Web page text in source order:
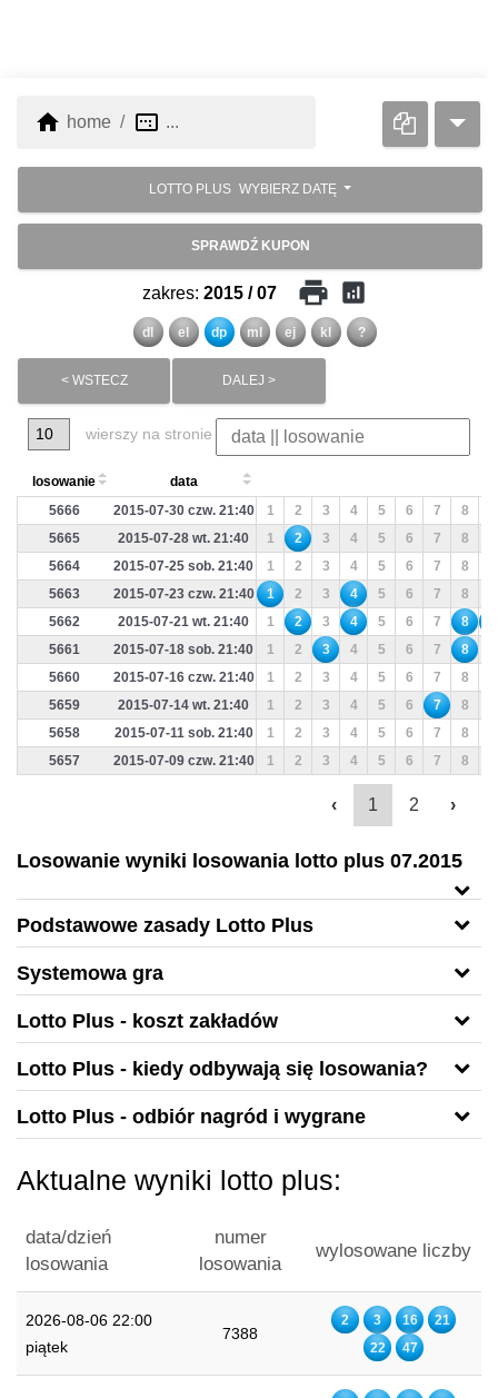
home home image_aspect_ratio ...
LOTTO PLUS WYBIERZ DATĘ
SPRAWDŹ KUPON
zakres: 2015 / 07 print analytics
dl el dp ml ej kl ?
< WSTECZ DALEJ >
wierszy na stronie
losowanie
data
5666
2015-07-30 czw. 21:40 1 2 3 4 5 6 7 8
5665
2015-07-28 wt. 21:40 1 2 3 4 5 6 7 8
5664
2015-07-25 sob. 21:40 1 2 3 4 5 6 7 8
5663
2015-07-23 czw. 21:40 1 2 3 4 5 6 7 8
5662
2015-07-21 wt. 21:40 1 2 3 4 5 6 7 8
5661
2015-07-18 sob. 21:40 1 2 3 4 5 6 7 8
5660
2015-07-16 czw. 21:40 1 2 3 4 5 6 7 8
5659
2015-07-14 wt. 21:40 1 2 3 4 5 6 7 8
5658
2015-07-11 sob. 21:40 1 2 3 4 5 6 7 8
5657
2015-07-09 czw. 21:40 1 2 3 4 5 6 7 8
‹ 1 2 ›
Losowanie wyniki losowania lotto plus 07.2015
Podstawowe zasady Lotto Plus
Systemowa gra
Lotto Plus - koszt zakładów
Lotto Plus - kiedy odbywają się losowania?
Lotto Plus - odbiór nagród i wygrane
Aktualne wyniki lotto plus:
data/dzień
losowania
numer
losowania
wylosowane liczby
2026-08-06 22:00
piątek
7388
2 3 16
21
22
47